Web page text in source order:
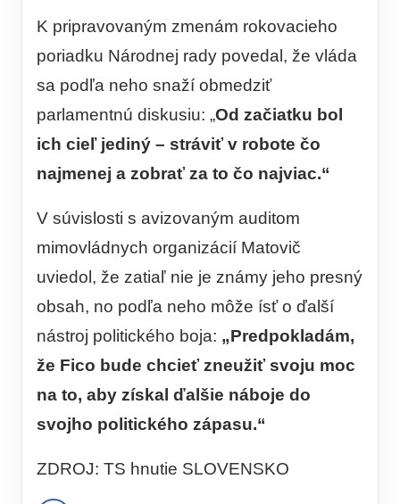
K pripravovaným zmenám rokovacieho
poriadku Národnej rady povedal, že vláda
sa podľa neho snaží obmedziť
parlamentnú diskusiu: „Od začiatku bol
ich cieľ jediný – stráviť v robote čo
najmenej a zobrať za to čo najviac.“
V súvislosti s avizovaným auditom
mimovládnych organizácií Matovič
uviedol, že zatiaľ nie je známy jeho presný
obsah, no podľa neho môže ísť o ďalší
nástroj politického boja: „Predpokladám,
že Fico bude chcieť zneužiť svoju moc
na to, aby získal ďalšie náboje do
svojho politického zápasu.“
ZDROJ: TS hnutie SLOVENSKO